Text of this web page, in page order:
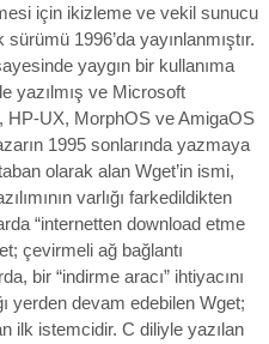
için ikizleme ve vekil sunucu
1996’da yayınlanmıştır.
yaygın bir kullanıma
yazılmış ve Microsoft
UX, MorphOS ve AmigaOS
1995 sonlarında yazmaya
olarak alan Wget’in ismi,
varlığı farkedildikten
“internetten download etme
çevirmeli ağ bağlantı
bir “indirme aracı” ihtiyacını
yerden devam edebilen Wget;
ilk istemcidir. C diliyle yazılan